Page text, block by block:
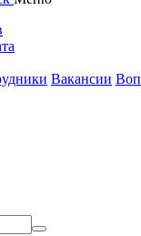
Вакансии